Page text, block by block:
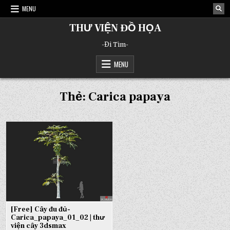
Skip
MENU
THƯ VIỆN ĐỒ HỌA
-Đi Tìm-
MENU
Thẻ:Carica papaya
[Free] Cây đu đủ-
Carica_papaya_01_02 | thư
viện cây 3dsmax